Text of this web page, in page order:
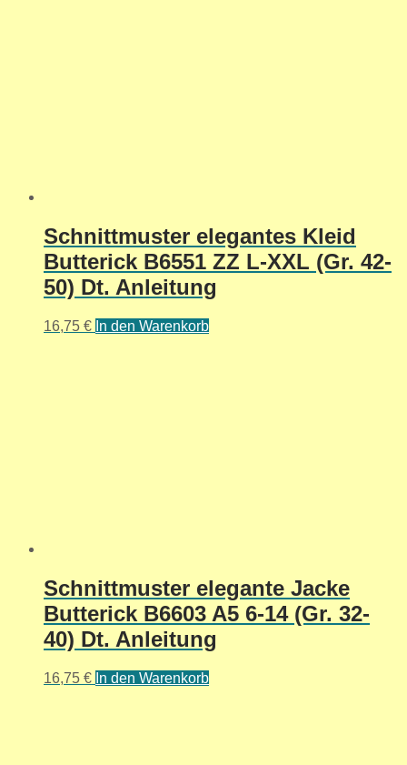
Schnittmuster elegantes Kleid
Butterick B6551 ZZ L-XXL (Gr. 42-
50) Dt. Anleitung
16,75 € In den Warenkorb
Schnittmuster elegante Jacke
Butterick B6603 A5 6-14 (Gr. 32-
40) Dt. Anleitung
16,75 € In den Warenkorb